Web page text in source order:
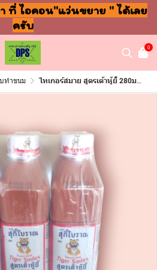
ที่ ไอคอน"แว่นขยาย " ได้เลย
ครับ
0
บทำขนม ไทเกอร์สมาย สูตรเต้าหู้ยี้ 280มล(แพ็ค12ขวด)